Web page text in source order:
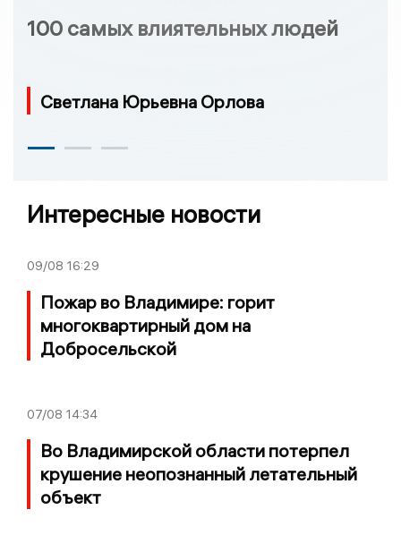
100 самых влиятельных людей
Светлана Юрьевна Орлова
Интересные новости
09/08 16:29
Пожар во Владимире: горит
многоквартирный дом на
Добросельской
07/08 14:34
Во Владимирской области потерпел
крушение неопознанный летательный
объект